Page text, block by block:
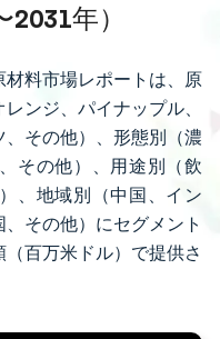
年）
料市場レポートは、原
ンジ、パイナップル、
その他）、形態別（濃
その他）、用途別（飲
、地域別（中国、イン
その他）にセグメント
百万米ドル）で提供さ